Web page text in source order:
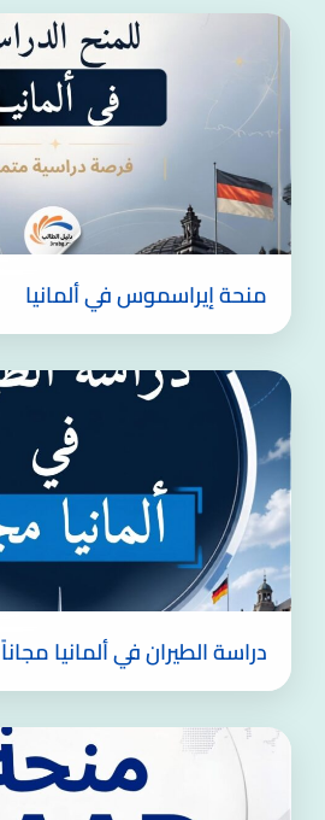
منحة إيراسموس في ألمانيا
دراسة الطيران في ألمانيا مجاناً